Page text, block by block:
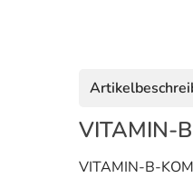
VITAMIN-
VITAMIN-B-